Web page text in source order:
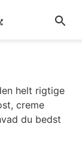
helt rigtige
creme
du bedst